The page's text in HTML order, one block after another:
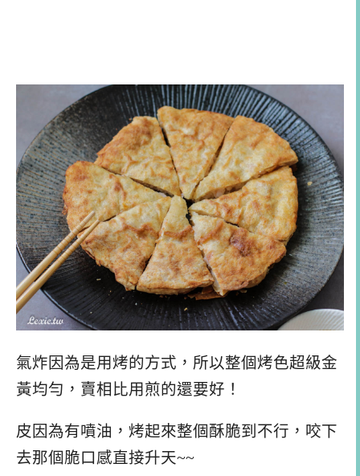
氣炸因為是用烤的方式，所以整個烤色超級金
黃均勻，賣相比用煎的還要好！
皮因為有噴油，烤起來整個酥脆到不行，咬下
去那個脆口感直接升天~~